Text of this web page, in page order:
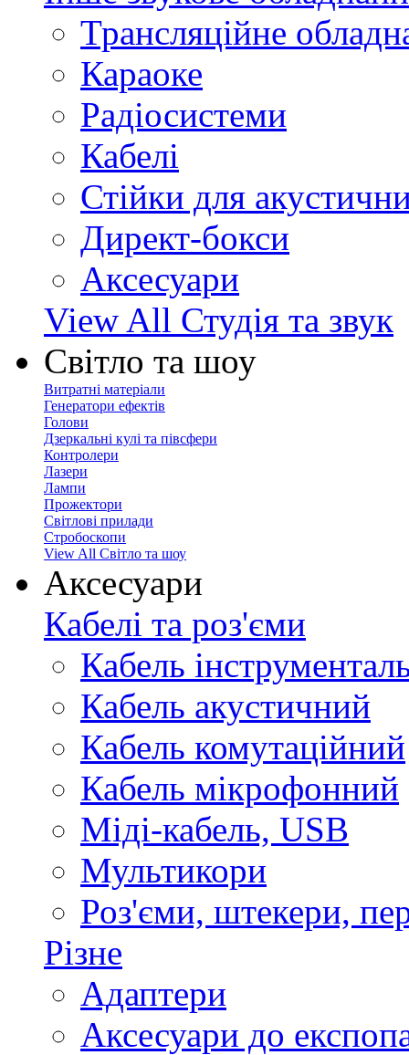
Трансляційне
Караоке
Радіосистеми
Кабелі
Стійки для
Директ-бокси
Аксесуари
View All Студія та звук
Світло та шоу
Витратні матеріали
Генератори ефектів
Голови
Дзеркальні кулі та півсфери
Контролери
Лазери
Лампи
Прожектори
Світлові прилади
Стробоскопи
View All Світло та шоу
Аксесуари
Кабелі та роз'єми
Кабель
Кабель акустичний
Кабель комутаційний
Кабель мікрофонний
Міді-кабель, USB
Мультикори
Роз'єми, штекери,
Різне
Адаптери
Аксесуари до